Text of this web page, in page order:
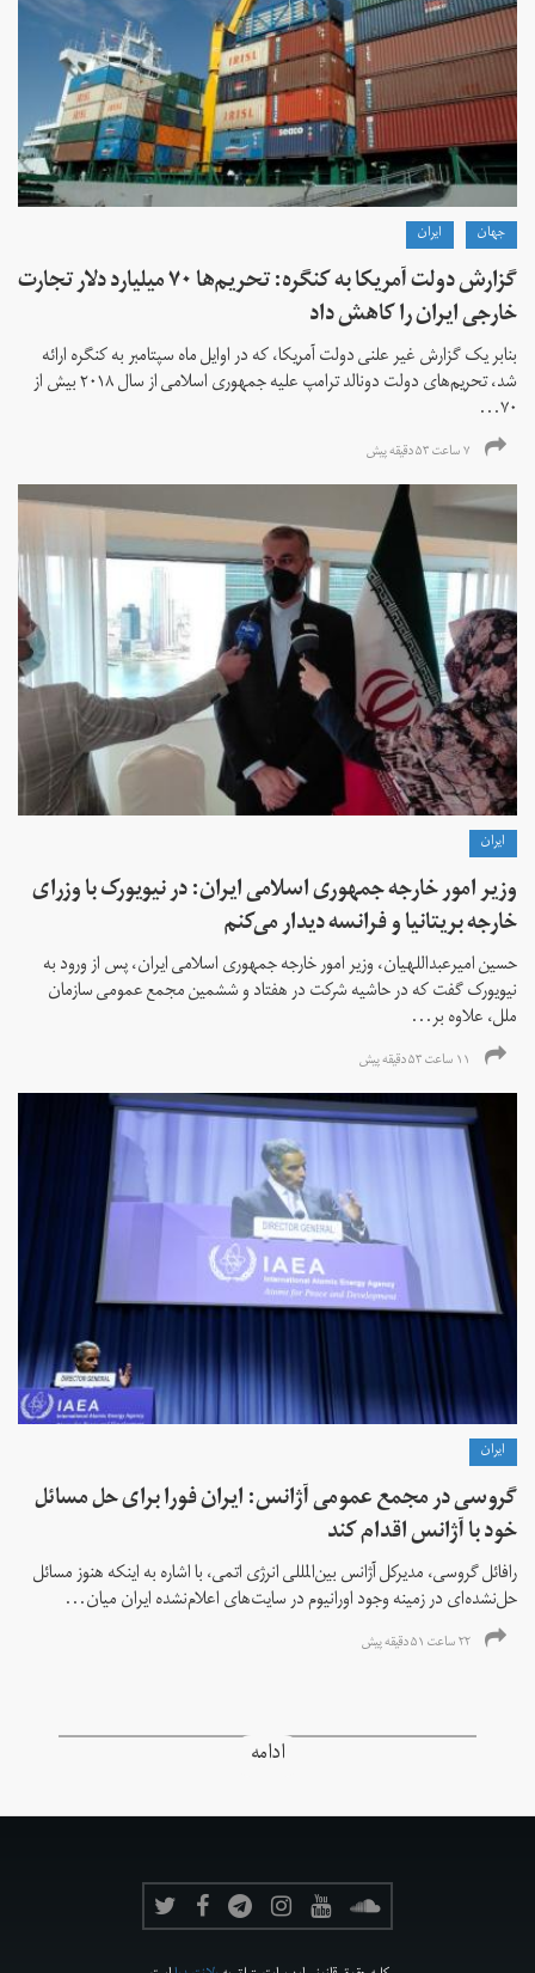
جهان ايران
گزارش دولت آمریکا به کنگره: تحریم‌ها ۷۰ میلیارد دلار تجارت
خارجی ایران را کاهش داد
بنابر یک گزارش غیر علنی دولت آمریکا، که در اوایل ماه سپتامبر به کنگره ارائه
شد، تحریم‌های دولت دونالد ترامپ علیه جمهوری اسلامی از سال ۲۰۱۸ بیش از
۷۰...
۷ ساعت ۵۳ دقیقه پیش
ايران
وزیر امور خارجه جمهوری اسلامی ایران: در نیویورک با وزرای
خارجه بریتانیا و فرانسه دیدار می‌کنم
حسین امیرعبداللهیان، وزیر امور خارجه جمهوری اسلامی ایران، پس از ورود به
نیویورک گفت که در حاشیه شرکت در هفتاد و ششمین مجمع عمومی سازمان
ملل، علاوه بر...
۱۱ ساعت ۵۳ دقیقه پیش
ايران
گروسی در مجمع عمومی آژانس: ایران فورا برای حل مسائل
خود با آژانس اقدام کند
رافائل گروسی، مدیرکل آژانس بین‌المللی انرژی اتمی، با اشاره به اینکه هنوز مسائل
حل‌نشده‌ای در زمینه وجود اورانیوم در سایت‌های اعلام‌نشده ایران میان...
۲۲ ساعت ۵۱ دقیقه پیش
ادامه